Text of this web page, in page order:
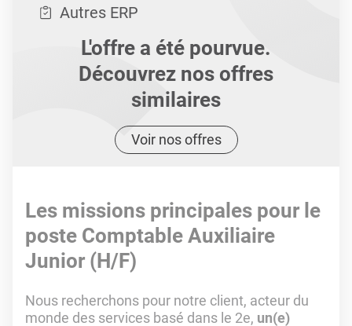
Autres ERP
L'offre a été pourvue.
Découvrez nos offres
similaires
Voir nos offres
Les missions principales pour le
poste Comptable Auxiliaire
Junior (H/F)
Nous recherchons pour notre client, acteur du
monde des services basé dans le 2e, un(e)